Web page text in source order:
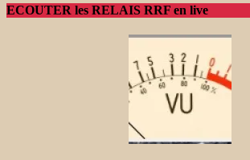
ECOUTER les RELAIS RRF en live